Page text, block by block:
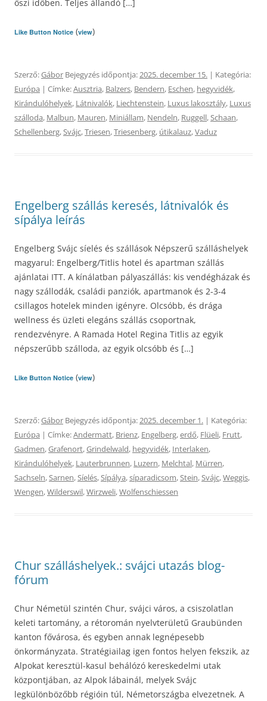
őszi időben. Teljes állandó […]
Like Button Notice (view)
Szerző:Gábor Bejegyzés időpontja:2025. december 15. | Kategória:
Európa | Címke:Ausztria, Balzers, Bendern, Eschen, hegyvidék,
Kirándulóhelyek, Látnivalók, Liechtenstein, Luxus lakosztály, Luxus
szálloda, Malbun, Mauren, Miniállam, Nendeln, Ruggell,Schaan,
Schellenberg,Svájc,Triesen,Triesenberg, útikalauz,Vaduz
Engelberg szállás keresés, látnivalók és
sípálya leírás
Engelberg Svájc síelés és szállások Népszerű szálláshelyek
magyarul: Engelberg/Titlis hotel és apartman szállás
ajánlatai ITT. A kínálatban pályaszállás: kis vendégházak és
nagy szállodák, családi panziók, apartmanok és 2-3-4
csillagos hotelek minden igényre. Olcsóbb, és drága
wellness és üzleti elegáns szállás csoportnak,
rendezvényre. A Ramada Hotel Regina Titlis az egyik
népszerűbb szálloda, az egyik olcsóbb és […]
Like Button Notice (view)
Szerző:Gábor Bejegyzés időpontja:2025. december 1. | Kategória:
Európa | Címke:Andermatt, Brienz, Engelberg,erdő, Flüeli, Frutt,
Gadmen,Grafenort,Grindelwald, hegyvidék, Interlaken,
Kirándulóhelyek, Lauterbrunnen, Luzern, Melchtal, Mürren,
Sachseln,Sarnen,Síelés,Sípálya,síparadicsom,Stein,Svájc,Weggis,
Wengen,Wilderswil,Wirzweli,Wolfenschiessen
Chur szálláshelyek.: svájci utazás blog-
fórum
Chur Németül szintén Chur, svájci város, a csiszolatlan
keleti tartomány, a rétoromán nyelvterületű Graubünden
kanton fővárosa, és egyben annak legnépesebb
önkormányzata. Stratégiailag igen fontos helyen fekszik, az
Alpokat keresztül-kasul behálózó kereskedelmi utak
központjában, az Alpok lábainál, melyek Svájc
legkülönbözőbb régióin túl, Németországba elvezetnek. A